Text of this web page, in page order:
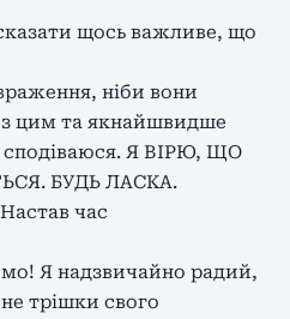
щось важливе, що
ніби вони
цим та якнайшвидше
сподіваюся. Я ВІРЮ, ЩО
БУДЬ ЛАСКА.
час
Я надзвичайно радий,
трішки свого